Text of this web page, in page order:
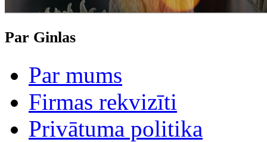
Par Ginlas
Par mums
Firmas rekvizīti
Privātuma politika